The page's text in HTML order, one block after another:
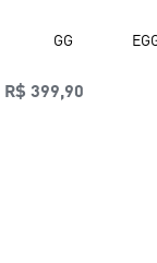
GG
R$ 399,90